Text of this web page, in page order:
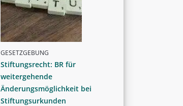
GESETZGEBUNG
Stiftungsrecht: BR für
weitergehende
Änderungsmöglichkeit bei
Stiftungsurkunden